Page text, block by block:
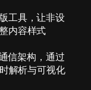
工具，让非设
内容样式
信架构，通过
解析与可视化